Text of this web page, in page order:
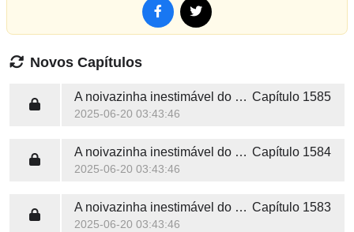
Novos Capítulos
A noivazinha inestimável do Sr. Tremont Capítulo 1585
2025-06-20 03:43:46
A noivazinha inestimável do Sr. Tremont Capítulo 1584
2025-06-20 03:43:46
A noivazinha inestimável do Sr. Tremont Capítulo 1583
2025-06-20 03:43:46